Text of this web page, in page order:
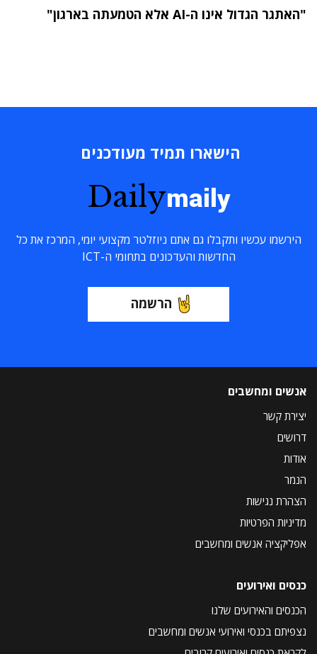
"האתגר הגדול אינו ה-AI אלא הטמעתה בארגון"
הישארו תמיד מעודכנים
Dailymaily
הירשמו עכשיו ותקבלו גם אתם ניוזלטר מקצועי יומי, המרכז את כל
החדשות והעדכונים בתחומי ה-ICT
הרשמה
אנשים ומחשבים
יצירת קשר
דרושים
אודות
הנמר
הצהרת נגישות
מדיניות הפרטיות
אפליקציה אנשים ומחשבים
כנסים ואירועים
הכנסים והאירועים שלנו
נצפיתם בכנסי ואירועי אנשים ומחשבים